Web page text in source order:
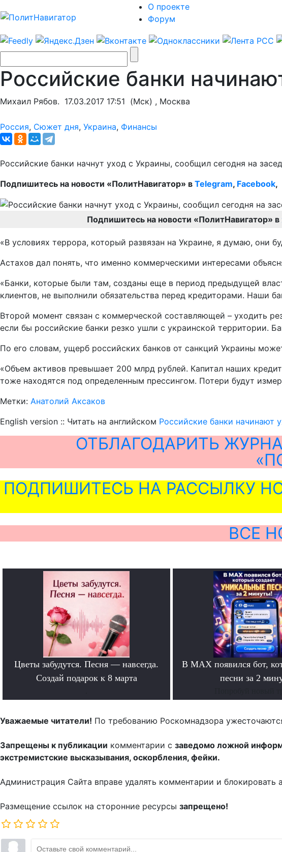
О проекте
Форум
Российские банки
Михаил Рябов. 17.03.2017 17:51 (Мск) , Москва
Россия, Сюжет дня, Украина, Финансы
Российские банки начнут уход с Украины, сообщил сегодня на
Подпишитесь на новости «ПолитНавигатор» в Telegram, Facebook,
Подпишитесь на новости «ПолитНавигатор» в
«В условиях террора, который развязан на Украине, я думаю, они
Астахов дал понять, что именно коммерческими интересами
«Банки, которые были там, созданы еще в период предыдущей
клиентов, не выполнили обязательства перед кредиторами. Наши
Второй момент связан с коммерческой составляющей – уходить
если бы российские банки резко ушли с украинской территории.
По его словам, ущерб российских банков от санкций Украины
«Объем активов превышает 200 млрд рублей. Капитал наших
тоже находятся под определенным прессингом. Потери будут
Метки: Анатолий Аксаков
English version :: Читать на английском Российские банки начинают
ОТБЛАГОДАРИТЬ
ПОДПИШИТЕСЬ НА РАССЫЛКУ
ВСЕ
Цветы забудутся. Песня — навсегда.
Создай подарок к 8 марта
В MAX появился бот,
песни за 2
Уважаемые читатели! По требованию Роскомнадзора
Запрещены к публикации комментарии с заведомо ложной
экстремистские высказывания, оскорбления, фейки.
Администрация Сайта вправе удалять комментарии и блокировать
Размещение ссылок на сторонние ресурсы запрещено!